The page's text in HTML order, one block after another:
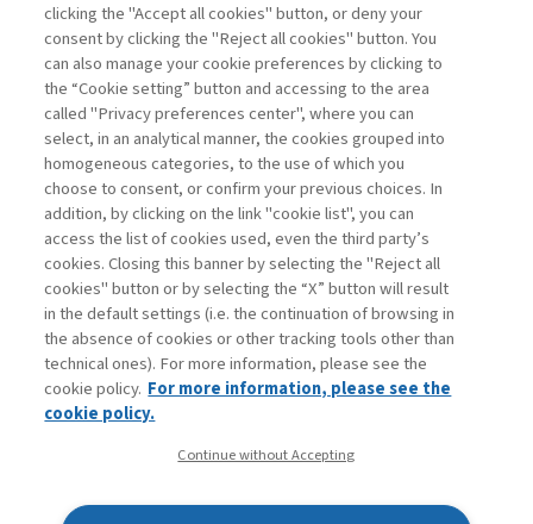
La consultazione dei libri è riservata esclusivamente
agli abbonati Premium
Legenda: Accedi Per registrati Per abbonati
Contatti
Abbonamenti
Archivio rubriche
Privacy
Dichiarazione di accessibilità
clicking the "Accept all cookies" button, or deny your
consent by clicking the "Reject all cookies" button. You
can also manage your cookie preferences by clicking to
the “Cookie setting” button and accessing to the area
called "Privacy preferences center", where you can
select, in an analytical manner, the cookies grouped into
homogeneous categories, to the use of which you
choose to consent, or confirm your previous choices. In
addition, by clicking on the link "cookie list", you can
access the list of cookies used, even the third party’s
cookies. Closing this banner by selecting the "Reject all
cookies" button or by selecting the “X” button will result
in the default settings (i.e. the continuation of browsing in
the absence of cookies or other tracking tools other than
technical ones). For more information, please see the
cookie policy. For more information, please see the
cookie policy.
Continue without Accepting